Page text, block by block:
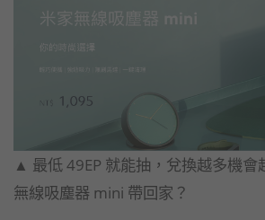
▲ 最低 49EP 就能抽，兌換越多機會
無線吸塵器 mini 帶回家？